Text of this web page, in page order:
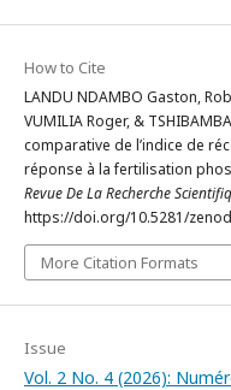
How to Cite
LANDU NDAMBO Gaston,
VUMILIA Roger, &
comparative de l’indice de
réponse à la fertilisation
Revue De La Recherche
https://doi.org/10.5281/
More Citation Formats
Issue
Vol. 2 No. 4 (2026):